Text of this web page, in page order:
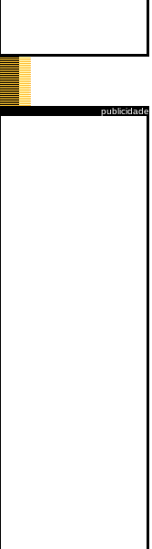
publicidade